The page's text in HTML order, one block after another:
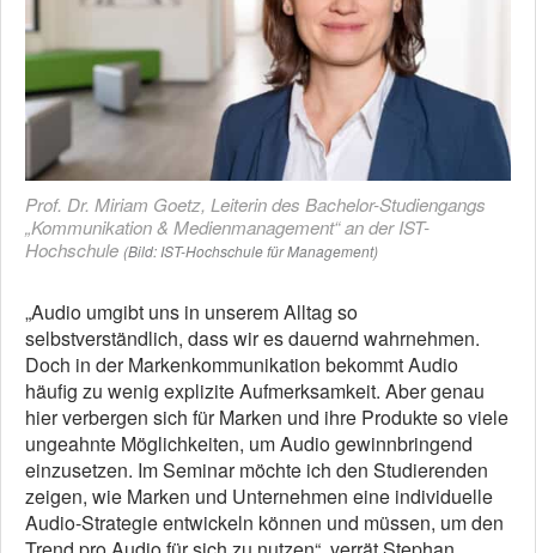
Prof. Dr. Miriam Goetz, Leiterin des Bachelor-Studiengangs
„Kommunikation & Medienmanagement“ an der IST-
Hochschule (Bild: IST-Hochschule für Management)
„Audio umgibt uns in unserem Alltag so
selbstverständlich, dass wir es dauernd wahrnehmen.
Doch in der Markenkommunikation bekommt Audio
häufig zu wenig explizite Aufmerksamkeit. Aber genau
hier verbergen sich für Marken und ihre Produkte so viele
ungeahnte Möglichkeiten, um Audio gewinnbringend
einzusetzen. Im Seminar möchte ich den Studierenden
zeigen, wie Marken und Unternehmen eine individuelle
Audio-Strategie entwickeln können und müssen, um den